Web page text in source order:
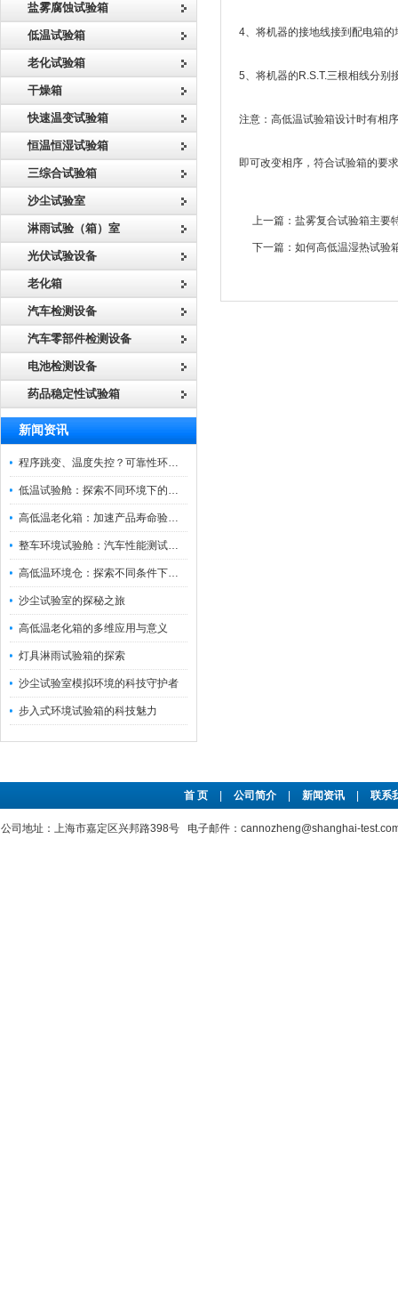
盐雾腐蚀试验箱
低温试验箱
老化试验箱
干燥箱
快速温变试验箱
恒温恒湿试验箱
三综合试验箱
沙尘试验室
淋雨试验（箱）室
光伏试验设备
老化箱
汽车检测设备
汽车零部件检测设备
电池检测设备
药品稳定性试验箱
新闻资讯
程序跳变、温度失控？可靠性环境试验箱控制系统故障处理
低温试验舱：探索不同环境下的科技边界
高低温老化箱：加速产品寿命验证的可靠伙伴
整车环境试验舱：汽车性能测试的设备
高低温环境仓：探索不同条件下的科学奥秘
沙尘试验室的探秘之旅
高低温老化箱的多维应用与意义
灯具淋雨试验箱的探索
沙尘试验室模拟环境的科技守护者
步入式环境试验箱的科技魅力
4、将机器的接地线接到配电箱
5、将机器的R.S.T.三根相线分别
注意：高低温试验箱设计时有相
即可改变相序，符合试验箱的要
上一篇： 盐雾复合试验箱主要
下一篇： 如何高低温湿热试验
首 页 公司简介 新闻资讯 联系
公司地址：上海市嘉定区兴邦路398号 电子邮件：cannozheng@shanghai-